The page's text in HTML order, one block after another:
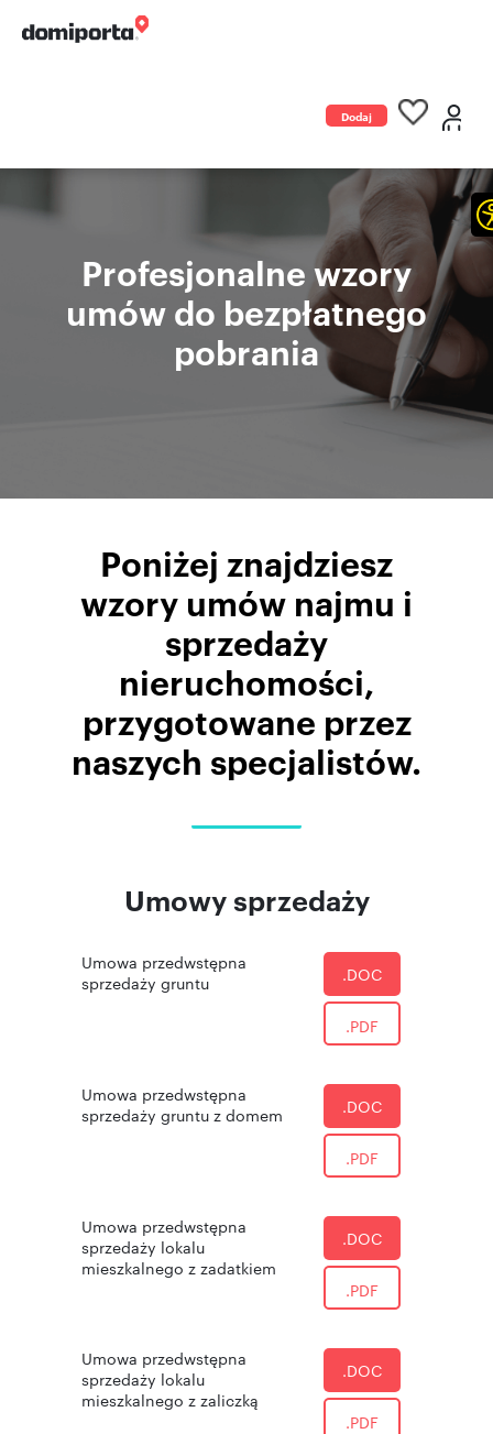
Dodaj
Profesjonalne wzory
umów do bezpłatnego
pobrania
Poniżej znajdziesz
wzory umów najmu i
sprzedaży
nieruchomości,
przygotowane przez
naszych specjalistów.
Umowy sprzedaży
Umowa przedwstępna
sprzedaży gruntu
.DOC
.PDF
Umowa przedwstępna
sprzedaży gruntu z domem
.DOC
.PDF
Umowa przedwstępna
sprzedaży lokalu
mieszkalnego z zadatkiem
.DOC
.PDF
Umowa przedwstępna
sprzedaży lokalu
mieszkalnego z zaliczką
.DOC
.PDF